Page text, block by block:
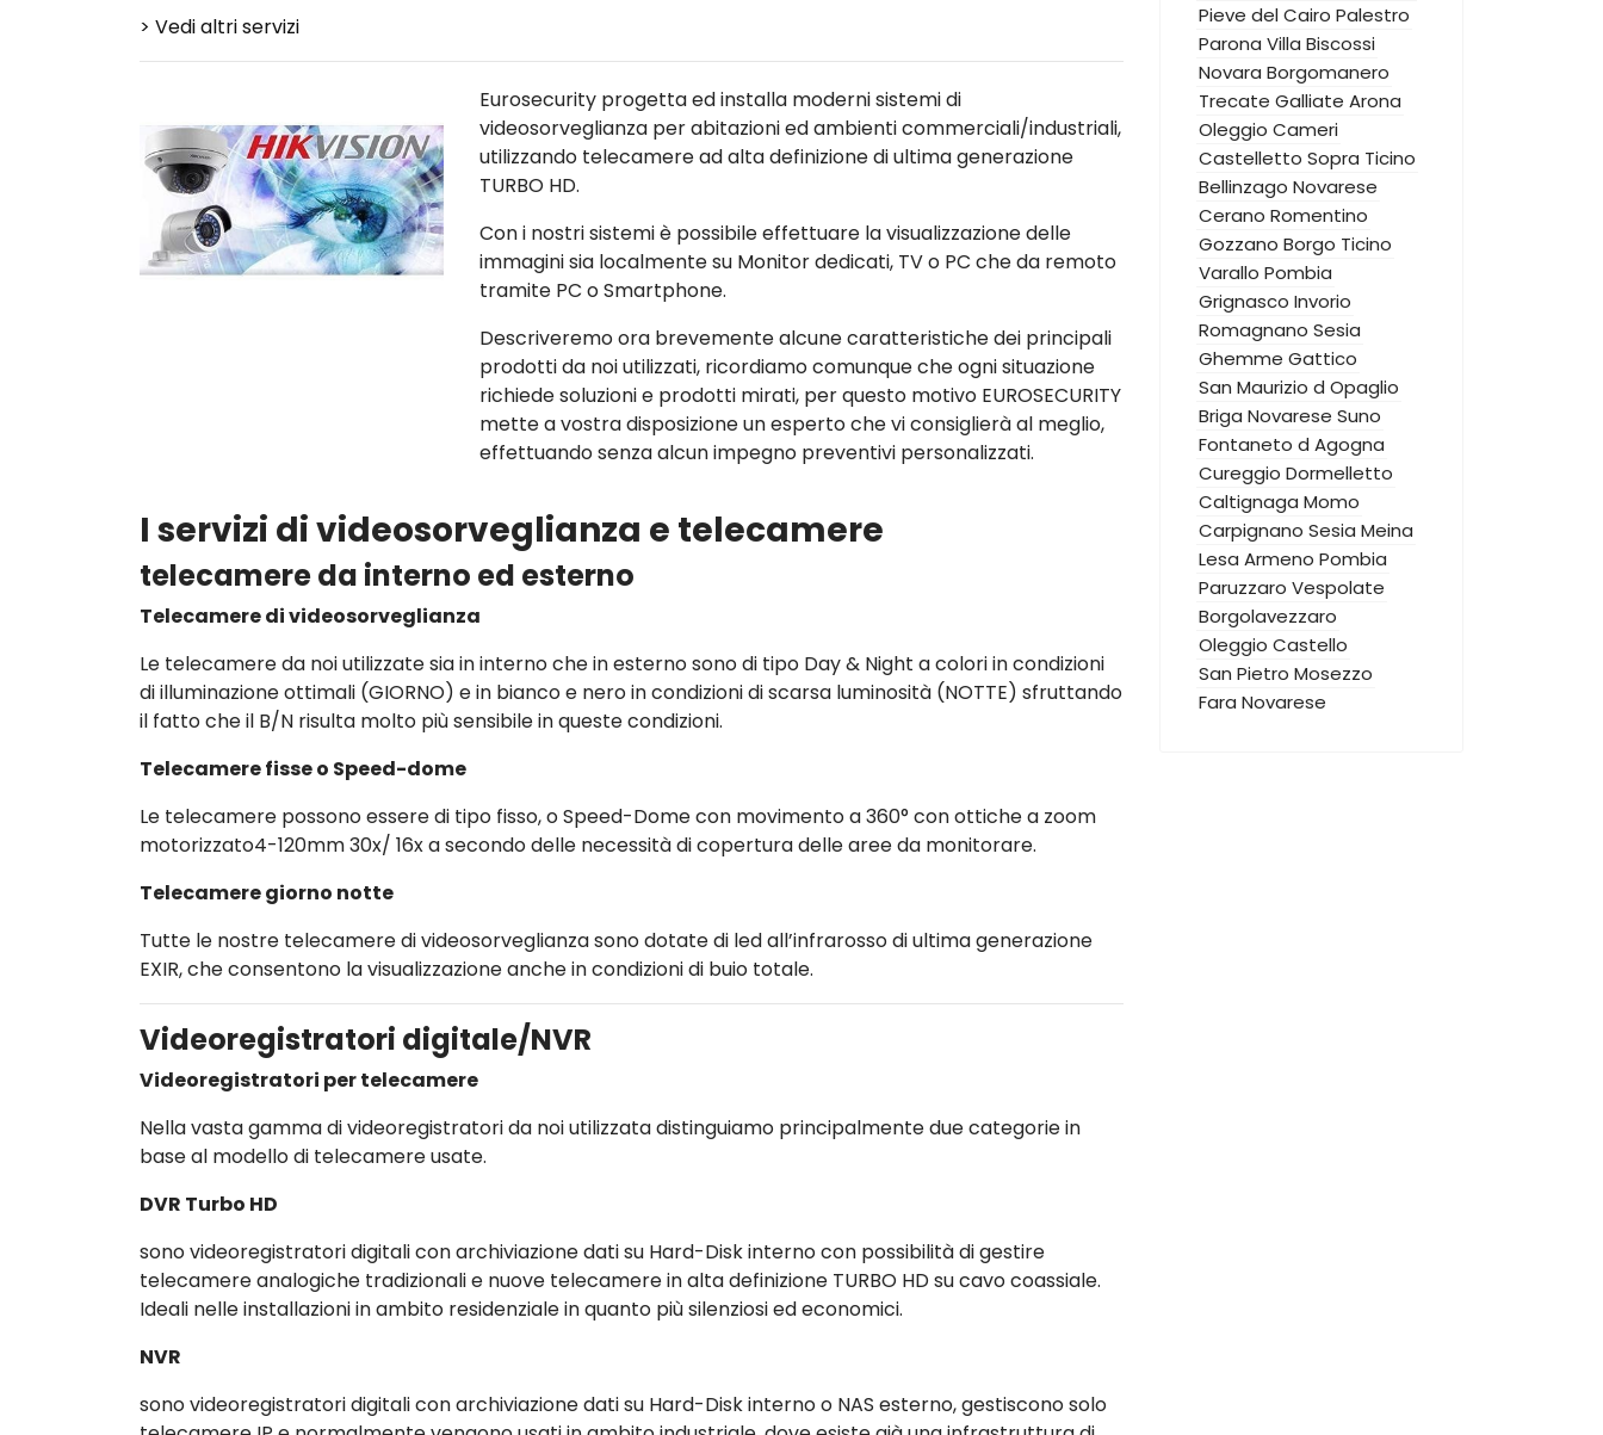
> Vedi altri servizi
Eurosecurity progetta ed installa moderni sistemi di
videosorveglianza per abitazioni ed ambienti commerciali/industriali,
utilizzando telecamere ad alta definizione di ultima generazione
TURBO HD.
Con i nostri sistemi è possibile effettuare la visualizzazione delle
immagini sia localmente su Monitor dedicati, TV o PC che da remoto
tramite PC o Smartphone.
Descriveremo ora brevemente alcune caratteristiche dei principali
prodotti da noi utilizzati, ricordiamo comunque che ogni situazione
richiede soluzioni e prodotti mirati, per questo motivo EUROSECURITY
mette a vostra disposizione un esperto che vi consiglierà al meglio,
effettuando senza alcun impegno preventivi personalizzati.
I servizi di videosorveglianza e telecamere
telecamere da interno ed esterno
Telecamere di videosorveglianza
Le telecamere da noi utilizzate sia in interno che in esterno sono di tipo Day & Night a colori in condizioni
di illuminazione ottimali (GIORNO) e in bianco e nero in condizioni di scarsa luminosità (NOTTE) sfruttando
il fatto che il B/N risulta molto più sensibile in queste condizioni.
Telecamere fisse o Speed-dome
Le telecamere possono essere di tipo fisso, o Speed-Dome con movimento a 360° con ottiche a zoom
motorizzato4-120mm 30x/ 16x a secondo delle necessità di copertura delle aree da monitorare.
Telecamere giorno notte
Tutte le nostre telecamere di videosorveglianza sono dotate di led all’infrarosso di ultima generazione
EXIR, che consentono la visualizzazione anche in condizioni di buio totale.
Videoregistratori digitale/NVR
Videoregistratori per telecamere
Nella vasta gamma di videoregistratori da noi utilizzata distinguiamo principalmente due categorie in
base al modello di telecamere usate.
DVR Turbo HD
sono videoregistratori digitali con archiviazione dati su Hard-Disk interno con possibilità di gestire
telecamere analogiche tradizionali e nuove telecamere in alta definizione TURBO HD su cavo coassiale.
Ideali nelle installazioni in ambito residenziale in quanto più silenziosi ed economici.
NVR
sono videoregistratori digitali con archiviazione dati su Hard-Disk interno o NAS esterno, gestiscono solo
Pieve del Cairo Palestro
Parona Villa Biscossi
Novara Borgomanero
Trecate Galliate Arona
Oleggio Cameri
Castelletto Sopra Ticino
Bellinzago Novarese
Cerano Romentino
Gozzano Borgo Ticino
Varallo Pombia
Grignasco Invorio
Romagnano Sesia
Ghemme Gattico
San Maurizio d Opaglio
Briga Novarese Suno
Fontaneto d Agogna
Cureggio Dormelletto
Caltignaga Momo
Carpignano Sesia Meina
Lesa Armeno Pombia
Paruzzaro Vespolate
Borgolavezzaro
Oleggio Castello
San Pietro Mosezzo
Fara Novarese